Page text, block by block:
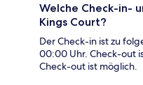
Welche Check-in-
Kings Court?
Der Check-in ist zu
00:00 Uhr. Check-out
Check-out ist möglich.